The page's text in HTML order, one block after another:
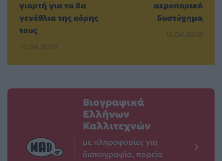
γιορτή για τα 8α
γενέθλια της κόρης
τους
15.06.2026
αεροπορικό
δυστύχημα
15.06.2026
Βιογραφικά
Ελλήνων
Καλλιτεχνών
με πληροφορίες για
δισκογραφία, πορεία